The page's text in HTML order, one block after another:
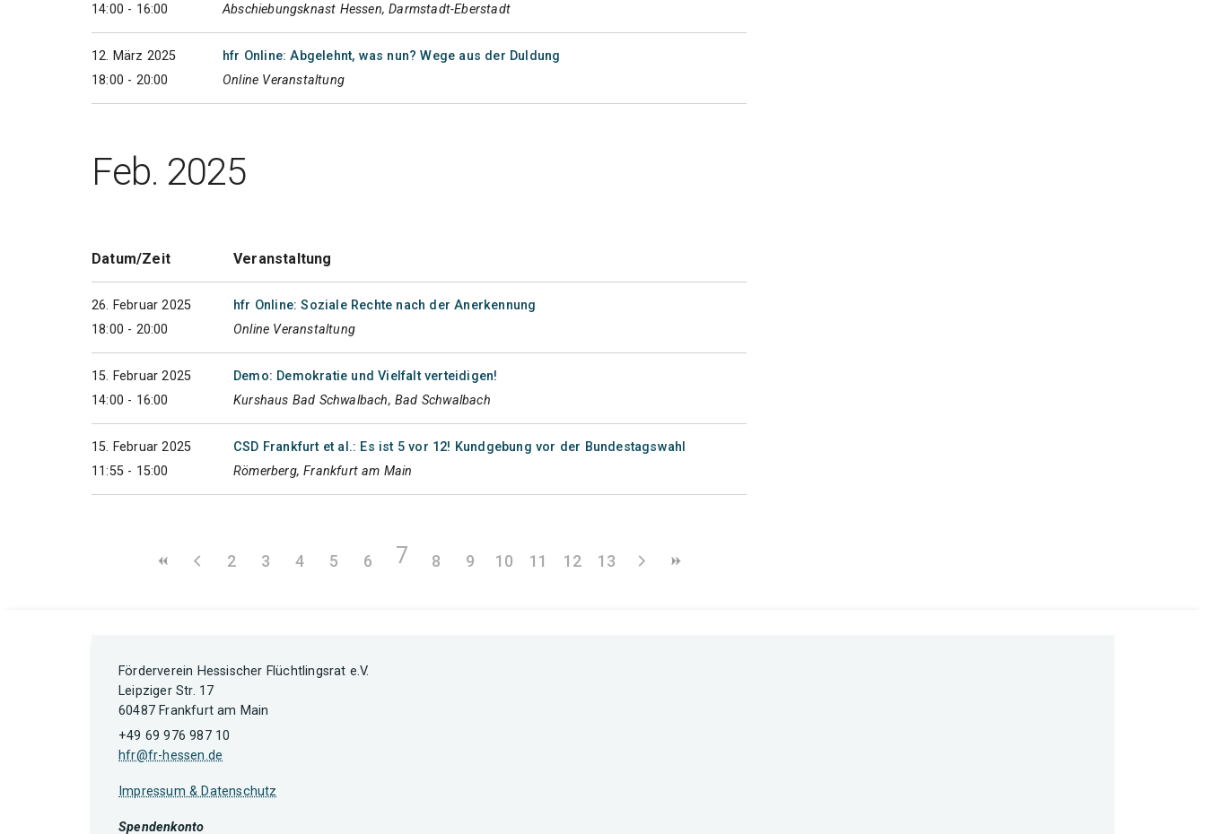
14:00 - 16:00
Abschiebungsknast Hessen, Darmstadt-Eberstadt
12. März 2025
18:00 - 20:00
hfr Online: Abgelehnt, was nun? Wege aus der Duldung
Online Veranstaltung
Feb. 2025
Datum/Zeit Veranstaltung
26. Februar 2025
18:00 - 20:00
hfr Online: Soziale Rechte nach der Anerkennung
Online Veranstaltung
15. Februar 2025
14:00 - 16:00
Demo: Demokratie und Vielfalt verteidigen!
Kurshaus Bad Schwalbach, Bad Schwalbach
15. Februar 2025
11:55 - 15:00
CSD Frankfurt et al.: Es ist 5 vor 12! Kundgebung vor der Bundestagswahl
Römerberg, Frankfurt am Main
2 3 4 5 6 7 8 9 10 11 12 13
Förderverein Hessischer Flüchtlingsrat e.V.
Leipziger Str. 17
60487 Frankfurt am Main
+49 69 976 987 10
hfr@fr-hessen.de
Impressum & Datenschutz
Spendenkonto